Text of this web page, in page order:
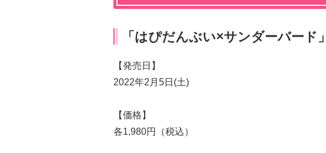
「はぴだんぶい×サンダーバード
【発売日】
2022年2月5日(土)
【価格】
各1,980円（税込）